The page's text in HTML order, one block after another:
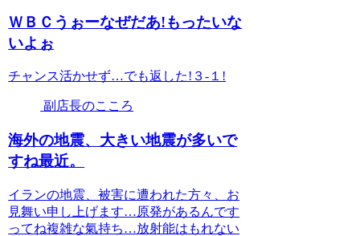
ＷＢＣうぉーなぜだあ!もったいな
いよぉ
チャンス活かせず…でも返した!３-１!
副店長のこころ
海外の地震、大きい地震が多いで
すね最近。
イランの地震、被害に遭われた方々、お
見舞い申し上げます…原発があるんです
ってね複雑な氣持ち…放射能はもれない